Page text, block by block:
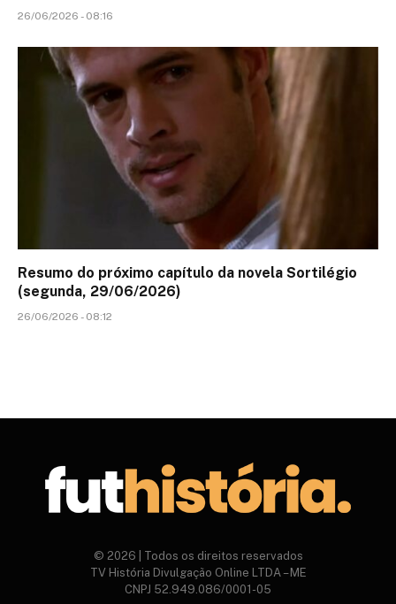
26/06/2026 - 08:16
Resumo do próximo capítulo da novela Sortilégio
(segunda, 29/06/2026)
26/06/2026 - 08:12
© 2026 | Todos os direitos reservados
TV História Divulgação Online LTDA – ME
CNPJ 52.949.086/0001-05